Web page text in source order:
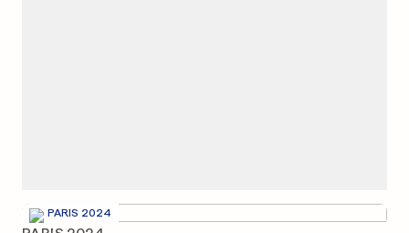
PARIS 2024